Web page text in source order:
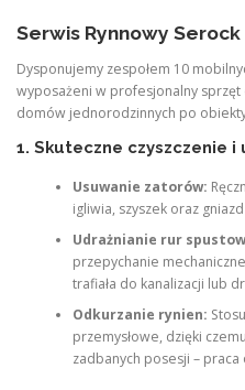
Serwis Rynnowy Serock
Dysponujemy zespołem 10
wyposażeni w profesjonalny sprzęt
domów jednorodzinnych po
1. Skuteczne czyszczenie i
Usuwanie zatorów:
igliwia, szyszek oraz
Udrażnianie rur
przepychanie
trafiała do kanalizacji lub
Odkurzanie rynien:
przemysłowe, dzięki
zadbanych posesji –